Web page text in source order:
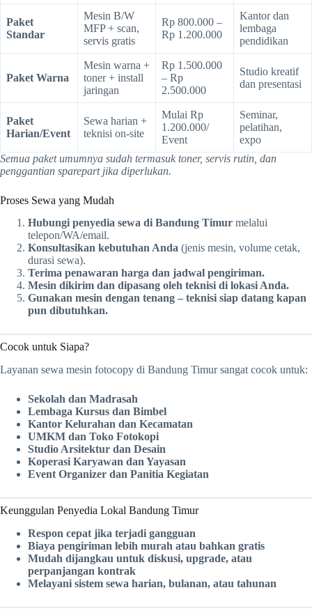
Paket
Standar
Mesin B/W
MFP + scan,
servis gratis
Rp 800.000 –
Rp 1.200.000
Kantor dan
lembaga
pendidikan
Paket Warna
Mesin warna +
toner + install
jaringan
Rp 1.500.000
– Rp
2.500.000
Studio kreatif
dan presentasi
Paket
Harian/Event
Sewa harian +
teknisi on-site
Mulai Rp
1.200.000/
Event
Seminar,
pelatihan,
expo
Semua paket umumnya sudah termasuk toner, servis rutin, dan
penggantian sparepart jika diperlukan.
Proses Sewa yang Mudah
Hubungi penyedia sewa di Bandung Timur melalui
telepon/WA/email.
Konsultasikan kebutuhan Anda (jenis mesin, volume cetak,
durasi sewa).
Terima penawaran harga dan jadwal pengiriman.
Mesin dikirim dan dipasang oleh teknisi di lokasi Anda.
Gunakan mesin dengan tenang – teknisi siap datang kapan
pun dibutuhkan.
Cocok untuk Siapa?
Layanan sewa mesin fotocopy di Bandung Timur sangat cocok untuk:
Sekolah dan Madrasah
Lembaga Kursus dan Bimbel
Kantor Kelurahan dan Kecamatan
UMKM dan Toko Fotokopi
Studio Arsitektur dan Desain
Koperasi Karyawan dan Yayasan
Event Organizer dan Panitia Kegiatan
Keunggulan Penyedia Lokal Bandung Timur
Respon cepat jika terjadi gangguan
Biaya pengiriman lebih murah atau bahkan gratis
Mudah dijangkau untuk diskusi, upgrade, atau
perpanjangan kontrak
Melayani sistem sewa harian, bulanan, atau tahunan